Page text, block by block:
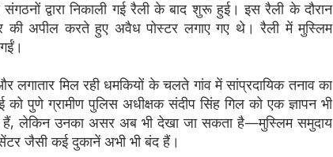
द्वारा निकाली गई रैली के बाद शुरू हुई। इस रैली के दौरान
की अपील करते हुए अवैध पोस्टर लगाए गए थे। रैली में मुस्लिम
लगातार मिल रही धमकियों के चलते गांव में सांप्रदायिक तनाव का
पुणे ग्रामीण पुलिस अधीक्षक संदीप सिंह गिल को एक ज्ञापन भी
हैं, लेकिन उनका असर अब भी देखा जा सकता है—मुस्लिम समुदाय
जैसी कई दुकानें अभी भी बंद हैं।